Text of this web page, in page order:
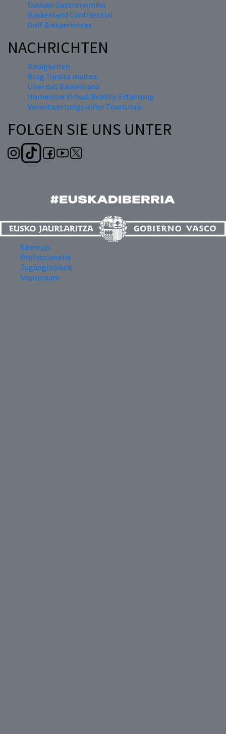
Euskadi Gastronomika
Baskenland Confidential
Golf & experiences
NACHRICHTEN
Neuigkeiten
Blog Turista maitea
Über das Baskenland
Immersive Virtual Reality-Erfahrung
Verantwortungsvoller Tourismus
FOLGEN SIE UNS UNTER
Sitemap
Professionelle
Zugänglichkeit
Impressum